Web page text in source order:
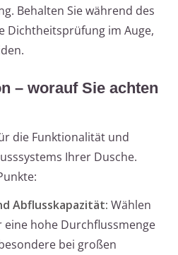
Behalten Sie während des
Dichtheitsprüfung im Auge,
– worauf Sie achten
die Funktionalität und
Ihrer Dusche.
Abflusskapazität: Wählen
eine hohe Durchflussmenge
bei großen